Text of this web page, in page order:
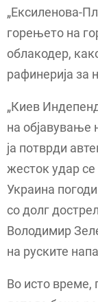
„Ексиленова-
горењето на
облакодер,
рафинерија за
„Киев
на објавување
ја потврди
жесток удар
Украина
со долг
Володимир
на руските
Во исто време,